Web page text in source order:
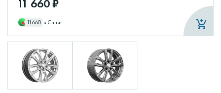
11 660 ₽
11660 в Сплит